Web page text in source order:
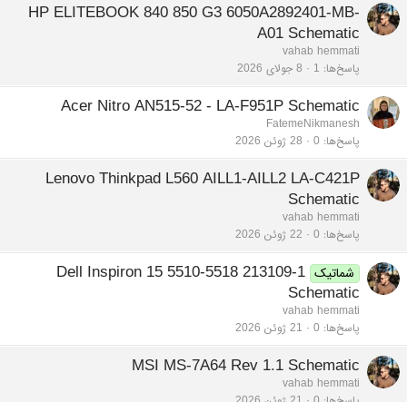
HP ELITEBOOK 840 850 G3 6050A2892401-MB-
A01 Schematic
vahab hemmati
پاسخ‌ها 1 8 جولای 2026
Acer Nitro AN515-52 - LA-F951P Schematic
FatemeNikmanesh
پاسخ‌ها 0 28 ژوئن 2026
Lenovo Thinkpad L560 AILL1-AILL2 LA-C421P
Schematic
vahab hemmati
پاسخ‌ها 0 22 ژوئن 2026
شماتیک Dell Inspiron 15 5510-5518 213109-1
Schematic
vahab hemmati
پاسخ‌ها 0 21 ژوئن 2026
MSI MS-7A64 Rev 1.1 Schematic
vahab hemmati